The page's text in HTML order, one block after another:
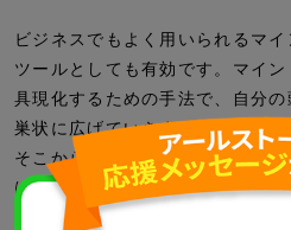
ビジネスでもよく用いられるマ
ツールとしても有効です。マイ
具現化するための手法で、自分
巣状に広げていきます。完成した
そこから自分の価値観や行動原
はずです。